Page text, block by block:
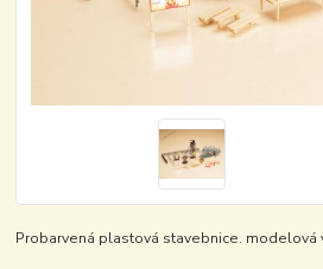
Probarvená plastová stavebnice. modelová